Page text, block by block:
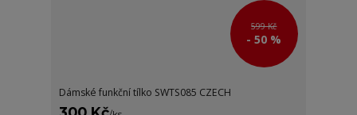
599 Kč
- 50 %
Dámské funkční tílko SWTS085 CZECH